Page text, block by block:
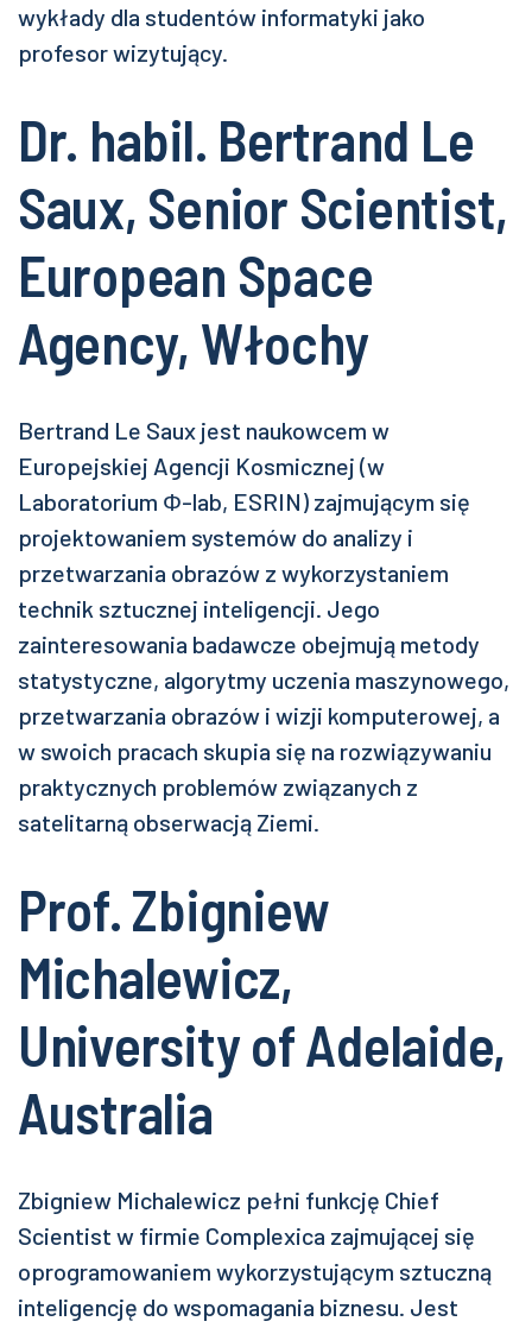
wykłady dla studentów informatyki jako
profesor wizytujący.
Dr. habil. Bertrand Le
Saux, Senior Scientist,
European Space
Agency, Włochy
Bertrand Le Saux jest naukowcem w
Europejskiej Agencji Kosmicznej (w
Laboratorium Φ-lab, ESRIN) zajmującym się
projektowaniem systemów do analizy i
przetwarzania obrazów z wykorzystaniem
technik sztucznej inteligencji. Jego
zainteresowania badawcze obejmują metody
statystyczne, algorytmy uczenia maszynowego,
przetwarzania obrazów i wizji komputerowej, a
w swoich pracach skupia się na rozwiązywaniu
praktycznych problemów związanych z
satelitarną obserwacją Ziemi.
Prof. Zbigniew
Michalewicz,
University of Adelaide,
Australia
Zbigniew Michalewicz pełni funkcję Chief
Scientist w firmie Complexica zajmującej się
oprogramowaniem wykorzystującym sztuczną
inteligencję do wspomagania biznesu. Jest